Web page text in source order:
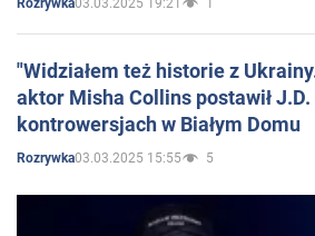
Rozrywka
"Widziałem też historie z
aktor Misha Collins postawił
kontrowersjach w Białym Domu
Rozrywka03.03.2025 15:55 5